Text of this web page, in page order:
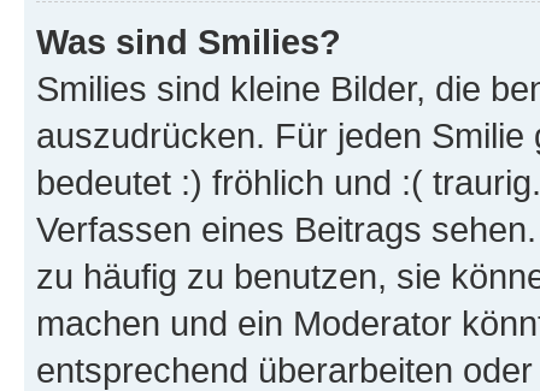
Was sind Smilies?
Smilies sind kleine Bilder, die
auszudrücken. Für jeden
bedeutet :) fröhlich und :(
Verfassen eines Beitrags
zu häufig zu benutzen, sie
machen und ein Moderator
entsprechend überarbeiten